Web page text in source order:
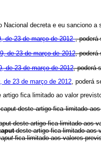
Nacional decreta e eu sanciono a
de 23 de março de 2012, poderá
de 23 de março de 2012, poderá
de 23 de março de 2012, poderá
de 23 de março de 2012, poderá
fica limitado ao valor
deste artigo fica limitado
deste artigo fica limitado aos
deste artigo fica limitado aos
fica limitado aos valores